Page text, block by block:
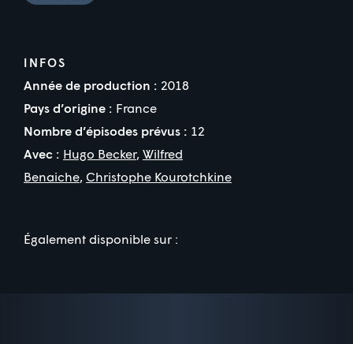
INFOS
Année de production : 2018
Pays d’origine : France
Nombre d’épisodes prévus : 12
Avec : Hugo Becker, Wilfred
Benaiche, Christophe Kourotchkine
Également disponible sur :